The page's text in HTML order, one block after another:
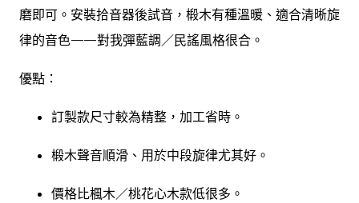
磨即可。安裝拾音器後試音，椴木有種溫暖、適合清晰旋
律的音色——對我彈藍調／民謠風格很合。
優點：
訂製款尺寸較為精整，加工省時。
椴木聲音順滑、用於中段旋律尤其好。
價格比楓木／桃花心木款低很多。